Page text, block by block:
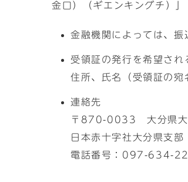
金口）（ギエンキングチ）」
金融機関によっては、振
受領証の発行を希望され
住所、氏名（受領証の宛
連絡先
〒870-0033 大分県大
日本赤十字社大分県支
電話番号：097-634-